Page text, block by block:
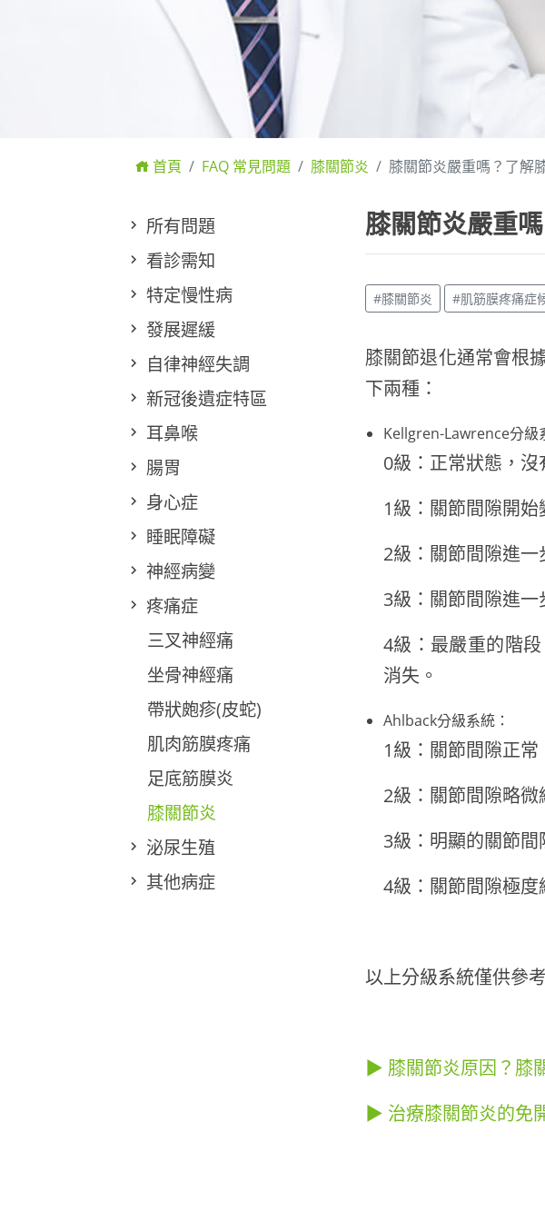
首頁 FAQ 常見問題 膝關節炎 膝關節炎嚴重嗎？了解
所有問題
看診需知
特定慢性病
發展遲緩
自律神經失調
新冠後遺症特區
耳鼻喉
腸胃
身心症
睡眠障礙
神經病變
疼痛症
三叉神經痛
坐骨神經痛
帶狀皰疹(皮蛇)
肌肉筋膜疼痛
足底筋膜炎
膝關節炎
泌尿生殖
其他病症
膝關節炎嚴重
#膝關節炎 #肌筋膜疼痛症
膝關節退化通常會根
下兩種：
Kellgren-Lawrence分級
0級：正常狀態，沒
1級：關節間隙開始
2級：關節間隙進一
3級：關節間隙進
4級：最嚴重的階
消失。
Ahlback分級系統：
1級：關節間隙正常
2級：關節間隙略微
3級：明顯的關節間
4級：關節間隙極度
以上分級系統僅供參
▶ 膝關節炎原因？膝
▶ 治療膝關節炎的免